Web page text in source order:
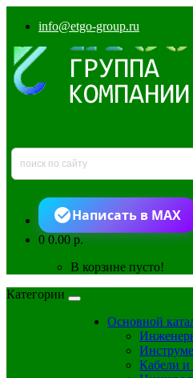
info@etgo-group.ru
Написать в MAX
00.00 р.
В корзине пусто!
Категории
Основной
Кабели и